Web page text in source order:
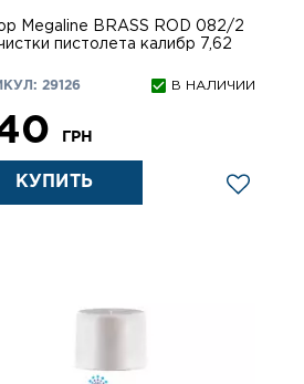
Megaline BRASS ROD 082/2
пистолета калибр 7,62
29126 В НАЛИЧИИ
ГРН
КУПИТЬ